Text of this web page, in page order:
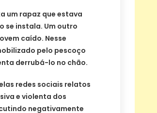
um rapaz que estava
se instala. Um outro
caído. Nesse
pelo pescoço
derrubá-lo no chão.
redes sociais relatos
e violenta dos
negativamente